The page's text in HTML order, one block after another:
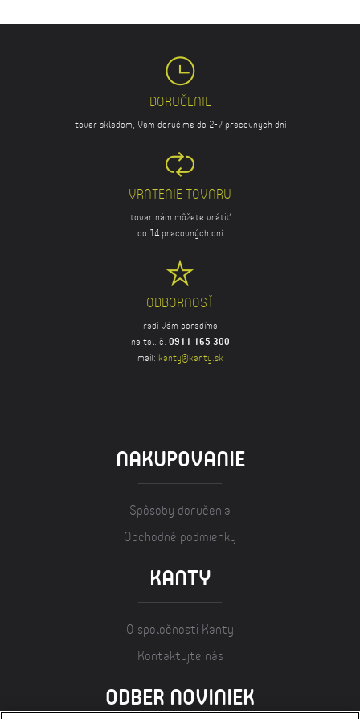
DORUČENIE
tovar skladom, Vám doručíme do 2-7 pracovných dní
VRATENIE TOVARU
tovar nám môžete vrátiť
do 14 pracovných dní
ODBORNOSŤ
radi Vám poradíme
na tel. č. 0911 165 300
mail: kanty@kanty.sk
NAKUPOVANIE
Spôsoby doručenia
Obchodné podmienky
KANTY
O spoločnosti Kanty
Kontaktujte nás
ODBER NOVINIEK